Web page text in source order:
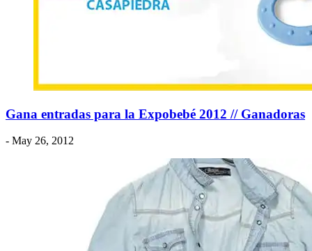
Gana entradas para la Expobebé 2012 // Ganadoras
- May 26, 2012